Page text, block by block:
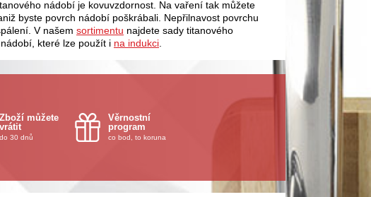
nádobí je kovuvzdornost. Na vaření tak můžete
aniž byste povrch nádobí poškrábali. Nepřilnavost povrchu
V našem sortimentu najdete sady titanového
které lze použít i na indukci
Zboží můžete
vrátit
do 30 dnů
Věrnostní
program
co bod, to koruna